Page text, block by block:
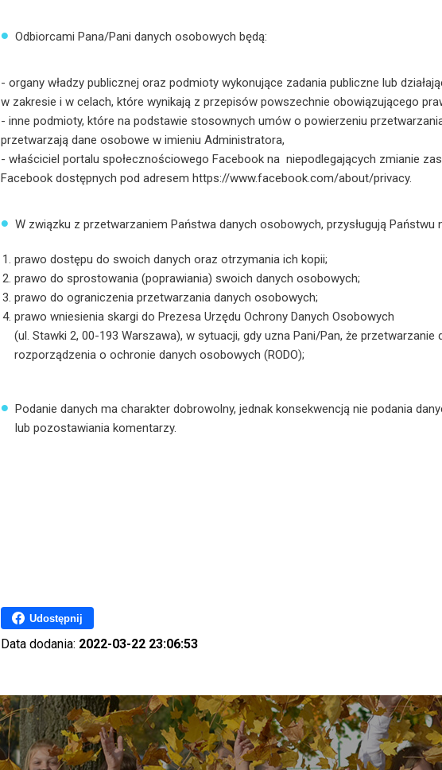
Odbiorcami Pana/Pani danych osobowych będą:
- organy władzy publicznej oraz podmioty wykonujące zadania publiczne lub
w zakresie i w celach, które wynikają z przepisów powszechnie obowiązującego
- inne podmioty, które na podstawie stosownych umów o powierzeniu
przetwarzają dane osobowe w imieniu Administratora,
- właściciel portalu społecznościowego Facebook na niepodlegających zmianie
Facebook dostępnych pod adresem https://www.facebook.com/about/privacy.
W związku z przetwarzaniem Państwa danych osobowych, przysługują Państwu
prawo dostępu do swoich danych oraz otrzymania ich kopii;
prawo do sprostowania (poprawiania) swoich danych osobowych;
prawo do ograniczenia przetwarzania danych osobowych;
prawo wniesienia skargi do Prezesa Urzędu Ochrony Danych Osobowych
(ul. Stawki 2, 00-193 Warszawa), w sytuacji, gdy uzna Pani/Pan, że
rozporządzenia o ochronie danych osobowych (RODO);
Podanie danych ma charakter dobrowolny, jednak konsekwencją nie podania
lub pozostawiania komentarzy.
Udostępnij
Data dodania: 2022-03-22 23:06:53